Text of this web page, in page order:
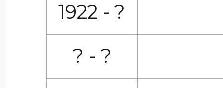
1922 - ?
? - ?